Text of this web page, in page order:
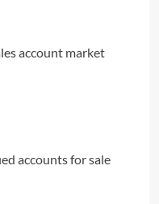
account market
accounts for sale